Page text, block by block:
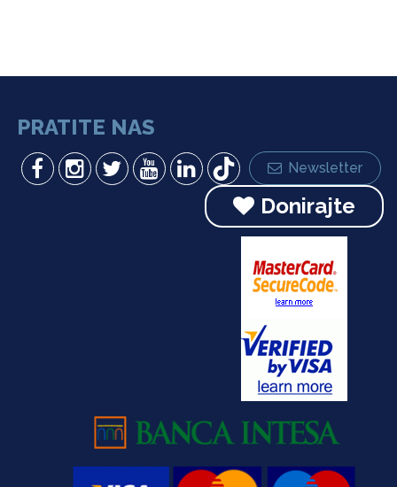
PRATITE NAS
Newsletter
Donirajte